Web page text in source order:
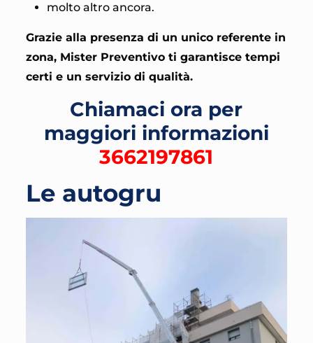
molto altro ancora.
Grazie alla presenza di un unico referente in
zona, Mister Preventivo ti garantisce tempi
certi e un servizio di qualità.
Chiamaci ora per
maggiori informazioni
3662197861
Le autogru